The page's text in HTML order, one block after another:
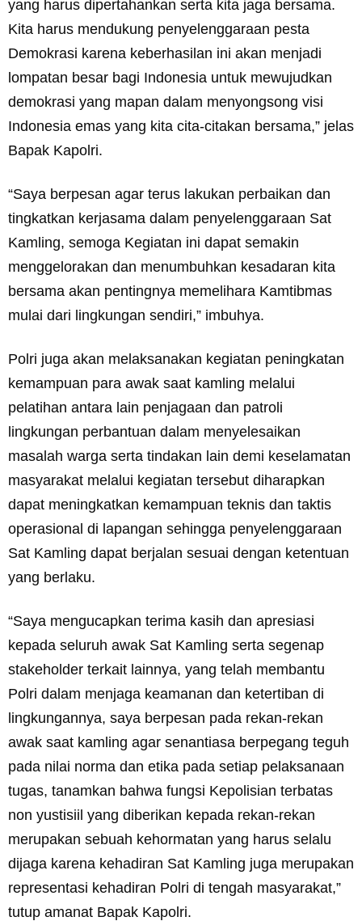
yang harus dipertahankan serta kita jaga bersama.
Kita harus mendukung penyelenggaraan pesta
Demokrasi karena keberhasilan ini akan menjadi
lompatan besar bagi Indonesia untuk mewujudkan
demokrasi yang mapan dalam menyongsong visi
Indonesia emas yang kita cita-citakan bersama,” jelas
Bapak Kapolri.
“Saya berpesan agar terus lakukan perbaikan dan
tingkatkan kerjasama dalam penyelenggaraan Sat
Kamling, semoga Kegiatan ini dapat semakin
menggelorakan dan menumbuhkan kesadaran kita
bersama akan pentingnya memelihara Kamtibmas
mulai dari lingkungan sendiri,” imbuhya.
Polri juga akan melaksanakan kegiatan peningkatan
kemampuan para awak saat kamling melalui
pelatihan antara lain penjagaan dan patroli
lingkungan perbantuan dalam menyelesaikan
masalah warga serta tindakan lain demi keselamatan
masyarakat melalui kegiatan tersebut diharapkan
dapat meningkatkan kemampuan teknis dan taktis
operasional di lapangan sehingga penyelenggaraan
Sat Kamling dapat berjalan sesuai dengan ketentuan
yang berlaku.
“Saya mengucapkan terima kasih dan apresiasi
kepada seluruh awak Sat Kamling serta segenap
stakeholder terkait lainnya, yang telah membantu
Polri dalam menjaga keamanan dan ketertiban di
lingkungannya, saya berpesan pada rekan-rekan
awak saat kamling agar senantiasa berpegang teguh
pada nilai norma dan etika pada setiap pelaksanaan
tugas, tanamkan bahwa fungsi Kepolisian terbatas
non yustisiil yang diberikan kepada rekan-rekan
merupakan sebuah kehormatan yang harus selalu
dijaga karena kehadiran Sat Kamling juga merupakan
representasi kehadiran Polri di tengah masyarakat,”
tutup amanat Bapak Kapolri.